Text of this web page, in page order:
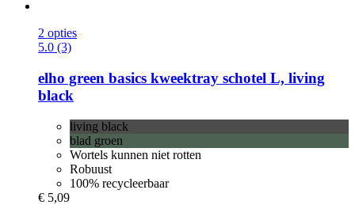
2 opties
5.0 (3)
elho green basics kweektray schotel L, living
black
living black
blad groen
Wortels kunnen niet rotten
Robuust
100% recycleerbaar
€ 5,09